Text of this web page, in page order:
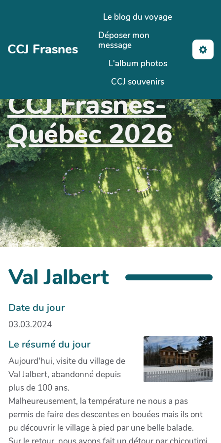
Aller au contenu principal
CCJ Frasnes
Le blog du voyage
Déposer mon
message
L'album photos
CCJ souvenirs
CCJ Frasnes-
Québec 2026
Val Jalbert
Date du jour
03.03.2024
Le résumé du jour
Aujourd'hui, visite du village de
Val Jalbert, abandonné depuis
plus de 100 ans.
Malheureusement, la température ne nous a pas
permis de faire des descentes en bouées mais ils ont
pu découvrir le village à pied par une belle balade.